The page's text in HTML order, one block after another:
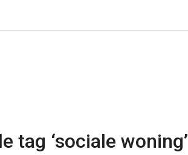
tag ‘sociale woning’